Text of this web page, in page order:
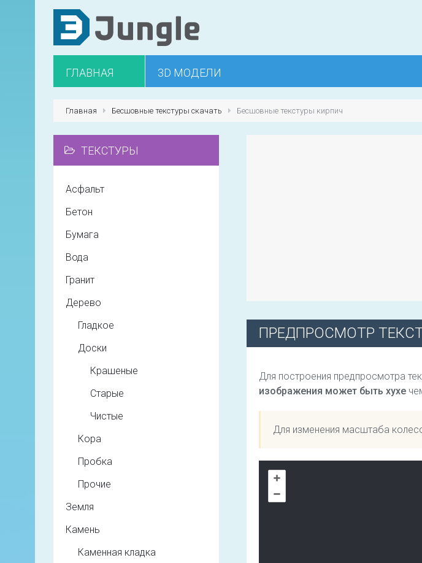
ГЛАВНАЯ 3D МОДЕЛИ
Главная Бесшовные текстуры скачать Бесшовные текстуры кирпич
ПРЕДПРОСМОТР
Для построения предпросмотра
изображения может быть хухе
Для изменения масштаба
ТЕКСТУРЫ
Асфальт
Бетон
Бумага
Вода
Гранит
Дерево
Гладкое
Доски
Крашеные
Старые
Чистые
Кора
Пробка
Прочие
Земля
Камень
Каменная кладка